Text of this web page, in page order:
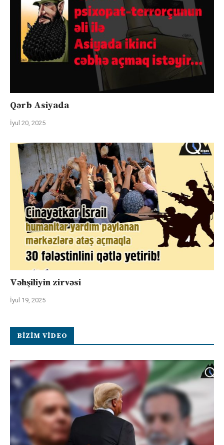
Qərb Asiyada
İyul 20, 2025
Vəhşiliyin zirvəsi
İyul 19, 2025
BIZIM VIDEO